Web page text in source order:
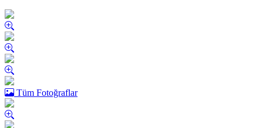
Tüm Fotoğraflar